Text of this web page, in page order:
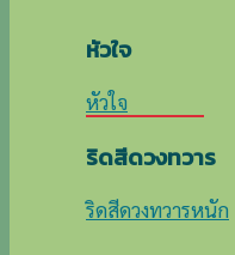
หัวใจ
หัวใจ
ริดสีดวงทวาร
ริดสีดวงทวารหนัก